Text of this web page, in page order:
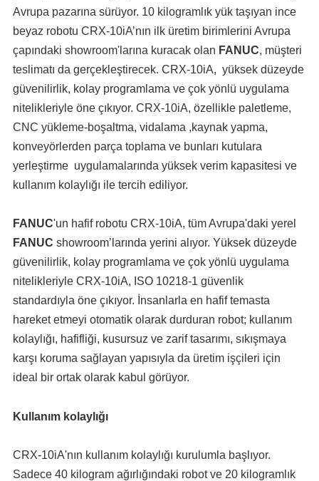
Avrupa pazarına sürüyor. 10 kilogramlık yük taşıyan ince
beyaz robotu CRX-10iA’nın ilk üretim birimlerini Avrupa
çapındaki showroom'larına kuracak olan FANUC, müşteri
teslimatı da gerçekleştirecek. CRX-10iA, yüksek düzeyde
güvenilirlik, kolay programlama ve çok yönlü uygulama
nitelikleriyle öne çıkıyor. CRX-10iA, özellikle paletleme,
CNC yükleme-boşaltma, vidalama ,kaynak yapma,
konveyörlerden parça toplama ve bunları kutulara
yerleştirme uygulamalarında yüksek verim kapasitesi ve
kullanım kolaylığı ile tercih ediliyor.
FANUC'un hafif robotu CRX-10iA, tüm Avrupa'daki yerel
FANUC showroom’larında yerini alıyor. Yüksek düzeyde
güvenilirlik, kolay programlama ve çok yönlü uygulama
nitelikleriyle CRX-10iA, ISO 10218-1 güvenlik
standardıyla öne çıkıyor. İnsanlarla en hafif temasta
hareket etmeyi otomatik olarak durduran robot; kullanım
kolaylığı, hafifliği, kusursuz ve zarif tasarımı, sıkışmaya
karşı koruma sağlayan yapısıyla da üretim işçileri için
ideal bir ortak olarak kabul görüyor.
Kullanım kolaylığı
CRX-10iA'nın kullanım kolaylığı kurulumla başlıyor.
Sadece 40 kilogram ağırlığındaki robot ve 20 kilogramlık